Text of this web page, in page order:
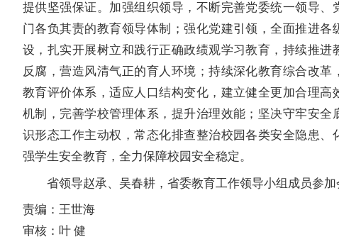
提供坚强保证。加强组织领导，不断完善党委统一领导、
门各负其责的教育领导体制；强化党建引领，全面推进各
设，扎实开展树立和践行正确政绩观学习教育，持续推进
反腐，营造风清气正的育人环境；持续深化教育综合改革
教育评价体系，适应人口结构变化，建立健全更加合理高
机制，完善学校管理体系，提升治理效能；坚决守牢安全
识形态工作主动权，常态化排查整治校园各类安全隐患、
强学生安全教育，全力保障校园安全稳定。
省领导赵承、吴春耕，省委教育工作领导小组成员参加
责编：王世海
审核：叶 健